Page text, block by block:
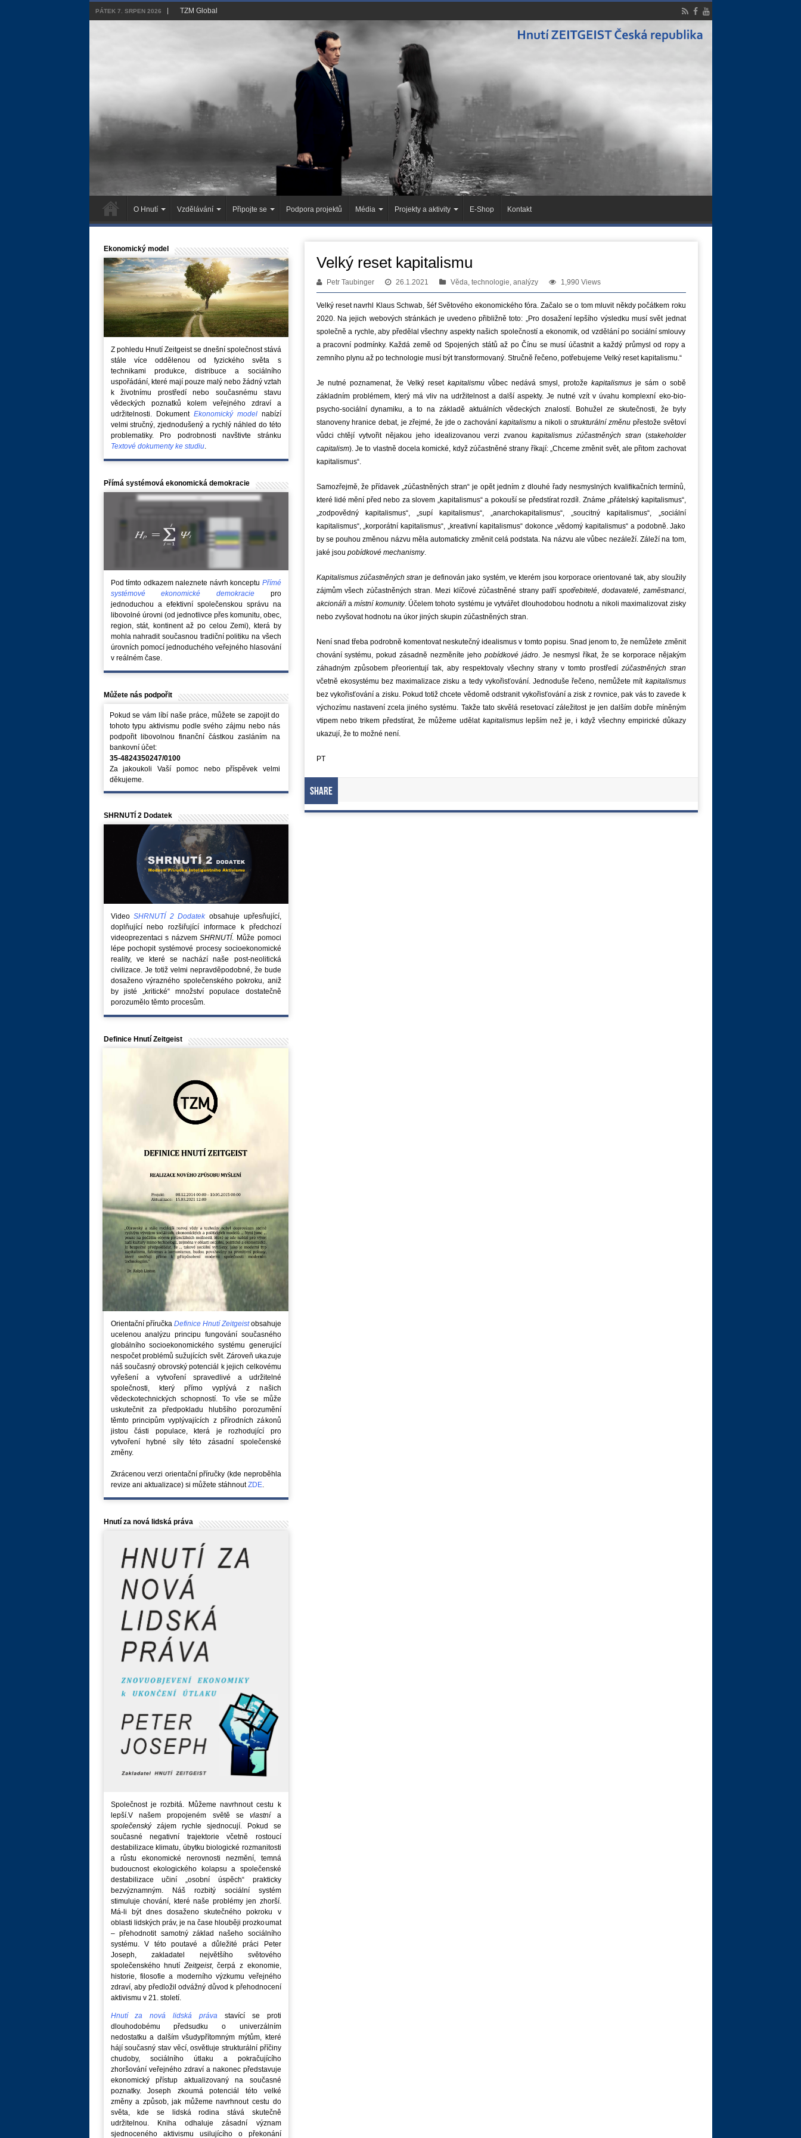
PÁTEK 7. SRPEN 2026 TZM Global
O Hnutí Vzdělávání Připojte se Podpora projektů Média Projekty a aktivity E-Shop Kontakt
Velký reset kapitalismu
Petr Taubinger 26.1.2021 Věda, technologie, analýzy 1,990 Views
Velký reset navrhl Klaus Schwab, šéf Světového ekonomického fóra. Začalo se o tom mluvit někdy počátkem roku
2020. Na jejich webových stránkách je uvedeno přibližně toto: „Pro dosažení lepšího výsledku musí svět jednat
společně a rychle, aby předělal všechny aspekty našich společností a ekonomik, od vzdělání po sociální smlouvy
a pracovní podmínky. Každá země od Spojených států až po Čínu se musí účastnit a každý průmysl od ropy a
zemního plynu až po technologie musí být transformovaný. Stručně řečeno, potřebujeme Velký reset kapitalismu.“
Je nutné poznamenat, že Velký reset kapitalismuvůbec nedává smysl, protože kapitalismusje sám o sobě
základním problémem, který má vliv na udržitelnost a další aspekty. Je nutné vzít v úvahu komplexní eko-bio-
psycho-sociální dynamiku, a to na základě aktuálních vědeckých znalostí. Bohužel ze skutečnosti, že byly
stanoveny hranice debat, je zřejmé, že jde o zachování kapitalismua nikoli ostrukturální změnu přestože světoví
vůdci chtějí vytvořit nějakou jeho idealizovanou verzi zvanoukapitalismus zúčastněných stran (stakeholder
capitalism). Je to vlastně docela komické, když zúčastněné strany říkají: „Chceme změnit svět, ale přitom zachovat
kapitalismus“.
Samozřejmě, že přídavek „zúčastněných stran“ je opět jedním z dlouhé řady nesmyslných kvalifikačních termínů,
které lidé mění před nebo za slovem „kapitalismus“ a pokouší se předstírat rozdíl. Známe „přátelský kapitalismus“,
„zodpovědný kapitalismus“, „supí kapitalismus“, „anarchokapitalismus“, „soucitný kapitalismus“, „sociální
kapitalismus“, „korporátní kapitalismus“, „kreativní kapitalismus“ dokonce „vědomý kapitalismus“ a podobně. Jako
by se pouhou změnou názvu měla automaticky změnit celá podstata. Na názvu ale vůbec nezáleží. Záleží na tom,
jaké jsou pobídkové mechanismy.
Kapitalismus zúčastněných stran je definován jako systém, ve kterém jsou korporace orientované tak, aby sloužily
zájmům všech zúčastněných stran. Mezi klíčové zúčastněné strany patří spotřebitelé, dodavatelé, zaměstnanci,
akcionářiamístní komunity. Účelem tohoto systému je vytvářet dlouhodobou hodnotu a nikoli maximalizovat zisky
nebo zvyšovat hodnotu na úkor jiných skupin zúčastněných stran.
Není snad třeba podrobně komentovat neskutečný idealismus v tomto popisu. Snad jenom to, že nemůžete změnit
chování systému, pokud zásadně nezměníte jeho pobídkové jádro. Je nesmysl říkat, že se korporace nějakým
záhadným způsobem přeorientují tak, aby respektovaly všechny strany v tomto prostředí zúčastněných stran
včetně ekosystému bez maximalizace zisku a tedy vykořisťování. Jednoduše řečeno, nemůžete mít kapitalismus
bez vykořisťování a zisku. Pokud totiž chcete vědomě odstranit vykořisťování a zisk z rovnice, pak vás to zavede k
výchozímu nastavení zcela jiného systému. Takže tato skvělá resetovací záležitost je jen dalším dobře míněným
vtipem nebo trikem předstírat, že můžeme udělat kapitalismuslepším než je, i když všechny empirické důkazy
ukazují, že to možné není.
PT
Share
Ekonomický model
Z pohledu Hnutí Zeitgeist se dnešní společnost stává
stále více oddělenou od fyzického světa s
technikami produkce, distribuce a sociálního
uspořádání, které mají pouze malý nebo žádný vztah
k životnímu prostředí nebo současnému stavu
vědeckých poznatků kolem veřejného zdraví a
udržitelnosti. Dokument Ekonomický modelnabízí
velmi stručný, zjednodušený a rychlý náhled do této
problematiky. Pro podrobnosti navštivte stránku
Textové dokumenty ke studiu.
Přímá systémová ekonomická demokracie
Pod tímto odkazem naleznete návrh konceptu Přímé
systémové ekonomické demokracie pro
jednoduchou a efektivní společenskou správu na
libovolné úrovni (od jednotlivce přes komunitu, obec,
region, stát, kontinent až po celou Zemi), která by
mohla nahradit současnou tradiční politiku na všech
úrovních pomocí jednoduchého veřejného hlasování
v reálném čase.
Můžete nás podpořit
Pokud se vám líbí naše práce, můžete se zapojit do
tohoto typu aktivismu podle svého zájmu nebo nás
podpořit libovolnou finanční částkou zasláním na
bankovní účet:
35-4824350247/0100
Za jakoukoli Vaší pomoc nebo příspěvek velmi
děkujeme.
SHRNUTÍ 2 Dodatek
VideoSHRNUTÍ 2 Dodatekobsahuje upřesňující,
doplňující nebo rozšiřující informace k předchozí
videoprezentaci s názvemSHRNUTÍ. Může pomoci
lépe pochopit systémové procesy socioekonomické
reality, ve které se nachází naše post-neolitická
civilizace. Je totiž velmi nepravděpodobné, že bude
dosaženo výrazného společenského pokroku, aniž
by jisté „kritické“ množství populace dostatečně
porozumělo těmto procesům.
Definice Hnutí Zeitgeist
Orientační příručka Definice Hnutí Zeitgeistobsahuje
ucelenou analýzu principu fungování současného
globálního socioekonomického systému generující
nespočet problémů sužujících svět. Zároveň ukazuje
náš současný obrovský potenciál k jejich celkovému
vyřešení a vytvoření spravedlivé a udržitelné
společnosti, který přímo vyplývá z našich
vědeckotechnických schopností. To vše se může
uskutečnit za předpokladu hlubšího porozumění
těmto principům vyplývajících z přírodních zákonů
jistou části populace, která je rozhodující pro
vytvoření hybné síly této zásadní společenské
změny.
Zkrácenou verzi orientační příručky (kde neproběhla
revize ani aktualizace) si můžete stáhnoutZDE.
Hnutí za nová lidská práva
Společnost je rozbitá. Můžeme navrhnout cestu k
lepší.V našem propojeném světě sevlastnía
společenskýzájem rychle sjednocují. Pokud se
současné negativní trajektorie včetně rostoucí
destabilizace klimatu, úbytku biologické rozmanitosti
a růstu ekonomické nerovnosti nezmění, temná
budoucnost ekologického kolapsu a společenské
destabilizace učiní „osobní úspěch“ prakticky
bezvýznamným. Náš rozbitý sociální systém
stimuluje chování, které naše problémy jen zhorší.
Má-li být dnes dosaženo skutečného pokroku v
oblasti lidských práv, je na čase hlouběji prozkoumat
– přehodnotit samotný základ našeho sociálního
systému. V této poutavé a důležité práci Peter
Joseph, zakladatel největšího světového
společenského hnutí Zeitgeist, čerpá z ekonomie,
historie, filosofie a moderního výzkumu veřejného
zdraví, aby předložil odvážný důvod k přehodnocení
aktivismu v 21. století.
Hnutí za nová lidská práva stavící se proti
dlouhodobému předsudku o univerzálním
nedostatku a dalším všudypřítomným mýtům, které
hájí současný stav věcí, osvětluje strukturální příčiny
chudoby, sociálního útlaku a pokračujícího
zhoršování veřejného zdraví a nakonec představuje
ekonomický přístup aktualizovaný na současné
poznatky. Joseph zkoumá potenciál této velké
změny a způsob, jak můžeme navrhnout cestu do
světa, kde se lidská rodina stává skutečně
udržitelnou. Kniha odhaluje zásadní význam
sjednoceného aktivismu usilujícího o překonání